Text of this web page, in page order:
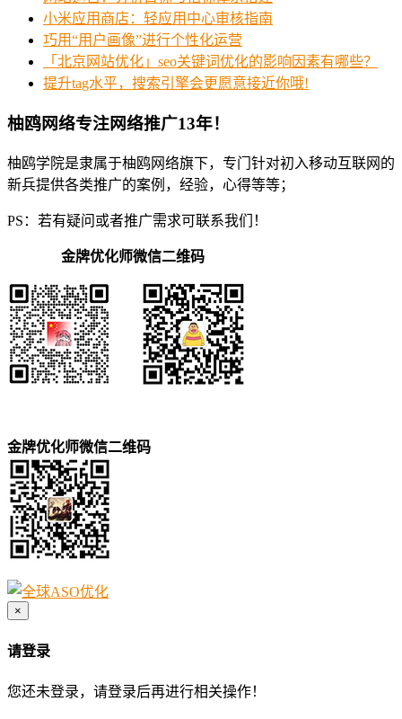
小米应用商店：轻应用中心审核指南
巧用“用户画像”进行个性化运营
「北京网站优化」seo关键词优化的影响因素有哪些？
提升tag水平，搜索引擎会更愿意接近你哦!
柚鸥网络专注网络推广13年！
柚鸥学院是隶属于柚鸥网络旗下，专门针对初入移动互联网的
新兵提供各类推广的案例，经验，心得等等；
PS：若有疑问或者推广需求可联系我们！
金牌优化师微信二维码
金牌优化师微信二维码
×
请登录
您还未登录，请登录后再进行相关操作！